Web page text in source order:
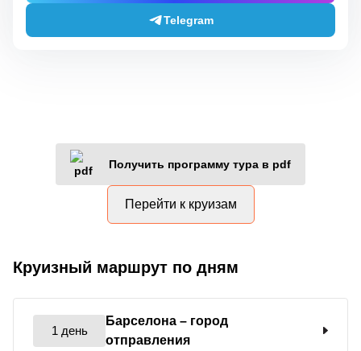
Telegram
Получить программу тура в pdf
Перейти к круизам
Круизный маршрут по дням
1 день
Барселона – город
отправления